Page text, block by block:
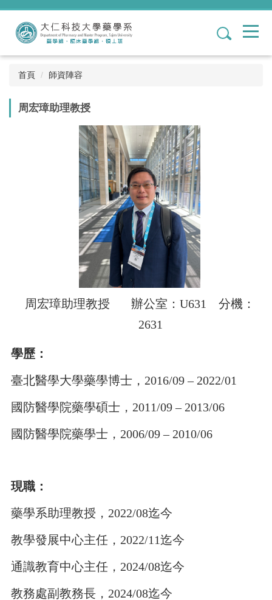
跳
內
1
首頁 師資陣容
周宏璋助理教授
周宏璋助理教授 辦公室：U631 分機：
2631
學歷：
臺北醫學大學藥學博士，2016/09 – 2022/01
國防醫學院藥學碩士，2011/09 – 2013/06
國防醫學院藥學士，2006/09 – 2010/06
現職：
藥學系助理教授，2022/08迄今
教學發展中心主任，2022/11迄今
通識教育中心主任，2024/08迄今
教務處副教務長，2024/08迄今